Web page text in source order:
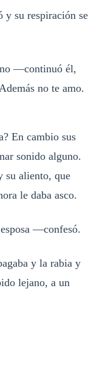
y su respiración se
—continuó él,
no te amo.
En cambio sus
sonido alguno.
su aliento, que
le daba asco.
—confesó.
y la rabia y
lejano, a un